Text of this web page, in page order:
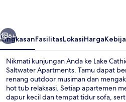
Berikutnya
6+
RingkasanFasilitasLokasiHarga
Nikmati kunjungan Anda ke Lake
Saltwater Apartments. Tamu dapat
renang outdoor musiman dan
hot tub relaksasi. Setiap apartemen
dapur kecil dan tempat tidur sofa,